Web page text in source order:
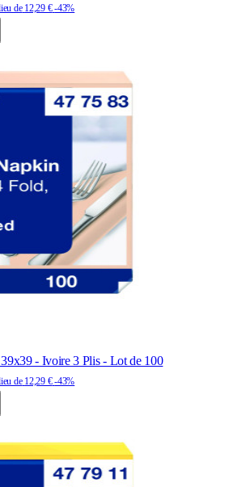
de 12,29 €-43%
- Ivoire 3 Plis - Lot de 100
de 12,29 €-43%